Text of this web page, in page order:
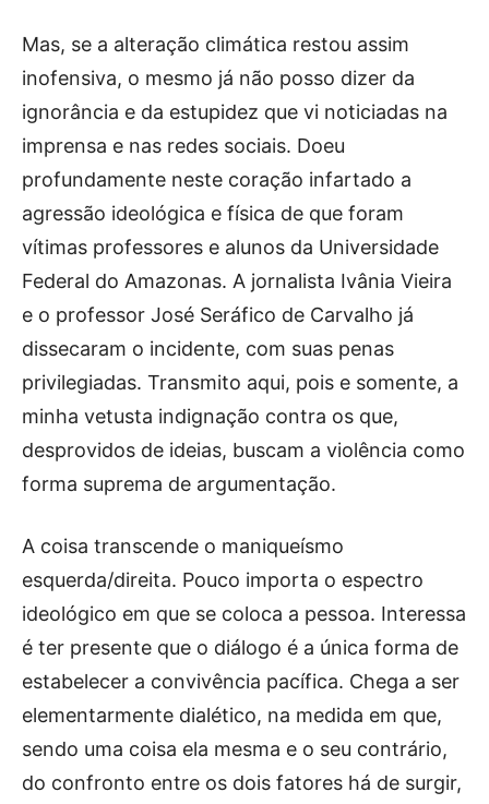
Mas, se a alteração climática restou assim
inofensiva, o mesmo já não posso dizer da
ignorância e da estupidez que vi noticiadas na
imprensa e nas redes sociais. Doeu
profundamente neste coração infartado a
agressão ideológica e física de que foram
vítimas professores e alunos da Universidade
Federal do Amazonas. A jornalista Ivânia Vieira
e o professor José Seráfico de Carvalho já
dissecaram o incidente, com suas penas
privilegiadas. Transmito aqui, pois e somente, a
minha vetusta indignação contra os que,
desprovidos de ideias, buscam a violência como
forma suprema de argumentação.
A coisa transcende o maniqueísmo
esquerda/direita. Pouco importa o espectro
ideológico em que se coloca a pessoa. Interessa
é ter presente que o diálogo é a única forma de
estabelecer a convivência pacífica. Chega a ser
elementarmente dialético, na medida em que,
sendo uma coisa ela mesma e o seu contrário,
do confronto entre os dois fatores há de surgir,